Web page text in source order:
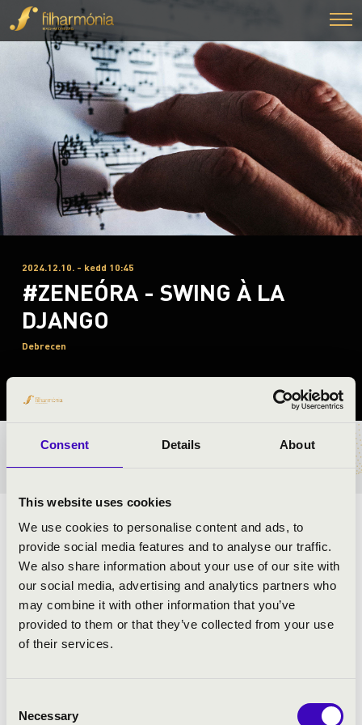
Consent Details About
This website uses cookies
We use cookies to personalise content and ads, to
provide social media features and to analyse our traffic.
We also share information about your use of our site with
our social media, advertising and analytics partners who
may combine it with other information that you’ve
provided to them or that they’ve collected from your use
of their services.
Selection
Necessary
2024.12.10. - kedd 10:45
#ZENEÓRA - SWING À LA
DJANGO
Debrecen
ELŐADÓK:
Swing à la Django
Lombos Pál- nagybőgő
Seres Vilmos - klarinét
Dani János - szólógitár és hegedű
Dani Roland- basszusgitár